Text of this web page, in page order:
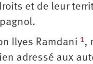
et de leur
Ilyes Ramdani 1,
adressé aux